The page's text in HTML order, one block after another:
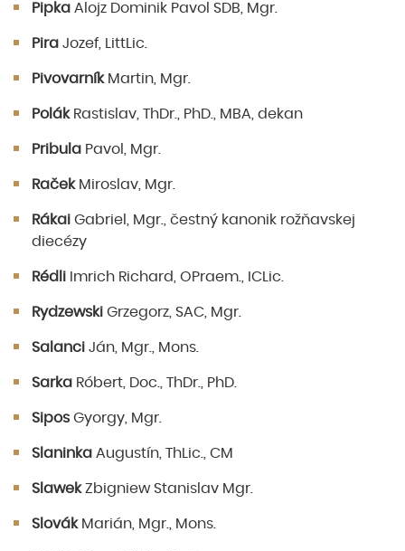
Pipka Alojz Dominik Pavol SDB, Mgr.
Pira Jozef, LittLic.
PivovarníkMartin, Mgr.
PolákRastislav, ThDr., PhD., MBA, dekan
Pribula Pavol, Mgr.
RačekMiroslav, Mgr.
Rákai Gabriel, Mgr., čestný kanonik rožňavskej
diecézy
Rédli Imrich Richard, OPraem., ICLic.
Rydzewski Grzegorz, SAC, Mgr.
Salanci Ján, Mgr., Mons.
Sarka Róbert, Doc., ThDr., PhD.
Sipos Gyorgy, Mgr.
Slaninka Augustín, ThLic., CM
SlawekZbigniew Stanislav Mgr.
SlovákMarián, Mgr., Mons.